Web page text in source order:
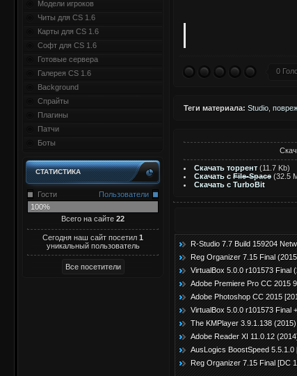
Модели игроков
Читы для CS 1.6
Карты для CS 1.6
Софт для CS 1.6
Готовые сервера
Галерея CS 1.6
Background
Спрайты
Плагины
Патчи
Боты
СТАТИСТИКА
Пользователи
Гости
100%
Всего на сайте 22
Сегодня наш сайт посетил 1
уникальный пользователь
0
Теги материала: Studio
Скачать торрент(11.7 Kb)
Скачать с File-Space (32.5
Скачать с TurboBit
R-Studio 7.7 Build 159204
Reg Organizer 7.15 Final
VirtualBox 5.0.0 r101573
Adobe Premiere Pro CC 2015
Adobe Photoshop CC 2015
VirtualBox 5.0.0 r101573 Final
The KMPlayer 3.9.1.138
Adobe Reader XI 11.0.12
AusLogics BoostSpeed
Reg Organizer 7.15 Final [DC